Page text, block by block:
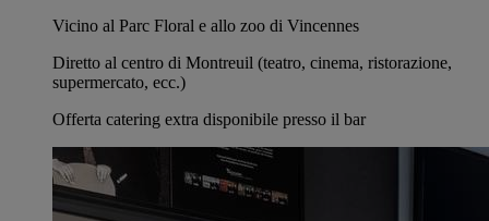
Vicino al Parc Floral e allo zoo di Vincennes
Diretto al centro di Montreuil (teatro, cinema, ristorazione,
supermercato, ecc.)
Offerta catering extra disponibile presso il bar